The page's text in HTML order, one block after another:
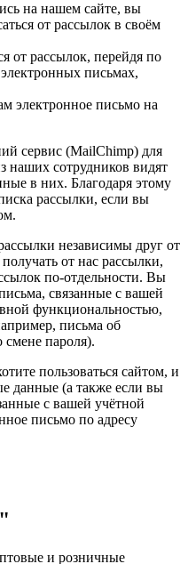
на нашем сайте, вы
от рассылок в своём
от рассылок, перейдя по
письмах,
электронное письмо на
сервис (MailChimp) для
наших сотрудников видят
в них. Благодаря этому
рассылки, если вы
независимы друг от
от нас рассылки,
по-отдельности. Вы
связанные с вашей
функциональностью,
письма об
смене пароля).
пользоваться сайтом, и
данные (а также если вы
с вашей учётной
письмо по адресу
и розничные